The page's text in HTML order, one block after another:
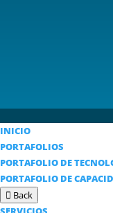
INICIO
PORTAFOLIOS
PORTAFOLIO DE
PORTAFOLIO DE
Back